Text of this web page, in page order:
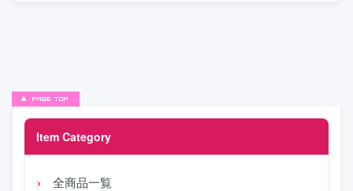
Item Category
全商品一覧